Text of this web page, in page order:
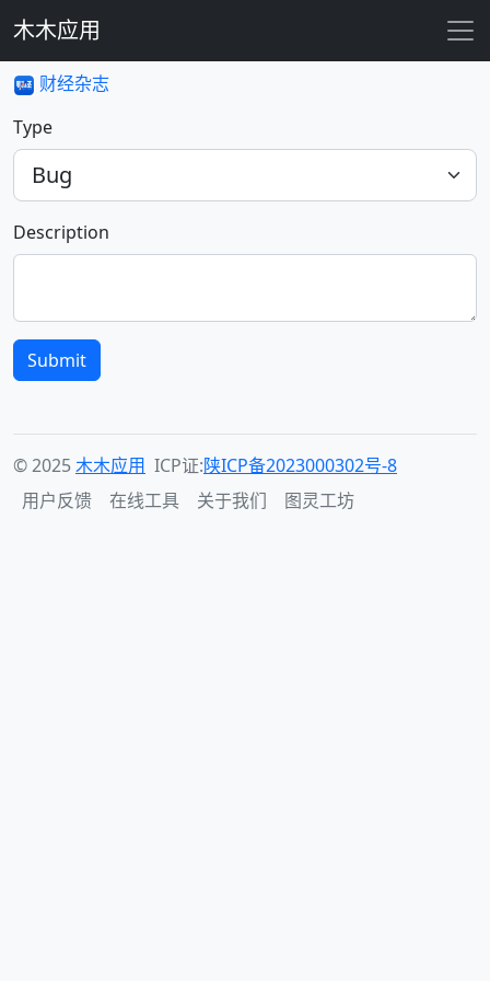
木木应用
财经杂志
Type
Description
Submit
© 2025木木应用 ICP证:陕ICP备2023000302号-8
用户反馈
在线工具 关于我们 图灵工坊